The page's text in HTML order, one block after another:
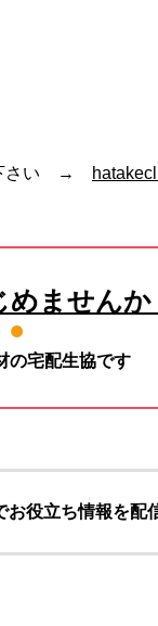
い →
ませんか
の宅配生協です
役立ち情報を配